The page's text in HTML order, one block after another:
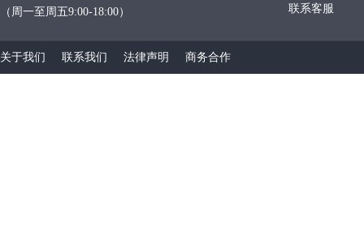
（周一至周五9:00-18:00）
联系客服
关于我们 联系我们 法律声明 商务合作